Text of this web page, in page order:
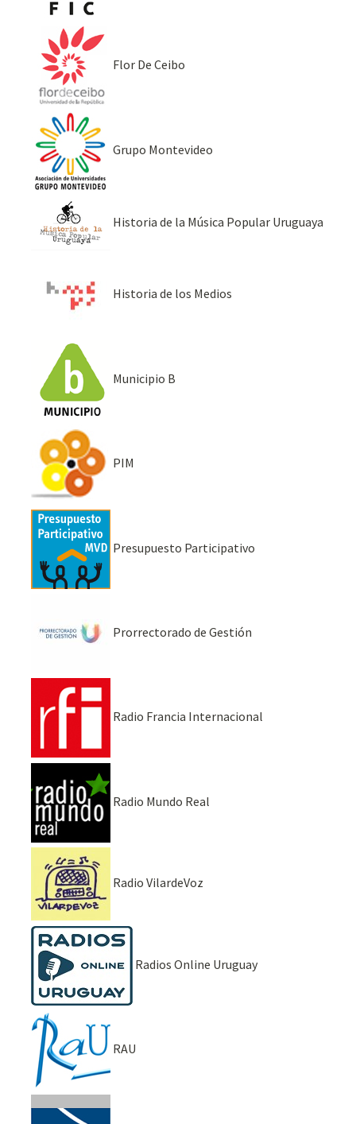
Flor De Ceibo
Grupo Montevideo
Historia de la Música Popular Uruguaya
Historia de los Medios
Municipio B
PIM
Presupuesto Participativo
Prorrectorado de Gestión
Radio Francia Internacional
Radio Mundo Real
Radio VilardeVoz
Radios Online Uruguay
RAU